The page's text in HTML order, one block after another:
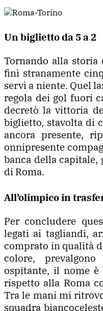
Un biglietto da 5 a 2
Tornando alla
finì stranamente
servì a niente. Quel
regola dei gol fuori
decretò la vittoria
biglietto, stavolta di
ancora presente,
onnipresente
banca della capitale,
di Roma.
All’olimpico in
Per concludere
legati ai tagliandi,
comprato in qualità
colore,
ospitante, il nome è
rispetto alla Roma
Tra le mani mi
squadra